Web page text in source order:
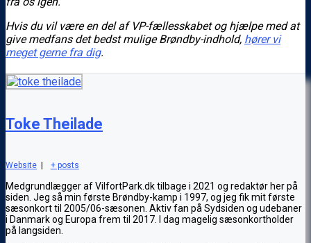
Hvis du vil være en del af VP-fællesskabet og hjælpe med at
give medfans det bedst mulige Brøndby-indhold, hører vi
meget gerne fra dig.
Toke Theilade
Website + posts
Medgrundlægger af VilfortPark.dk tilbage i 2021 og redaktør her på
siden. Jeg så min første Brøndby-kamp i 1997, og jeg fik mit første
sæsonkort til 2005/06-sæsonen. Aktiv fan på Sydsiden og udebaner
i Danmark og Europa frem til 2017. I dag magelig sæsonkortholder
på langsiden.